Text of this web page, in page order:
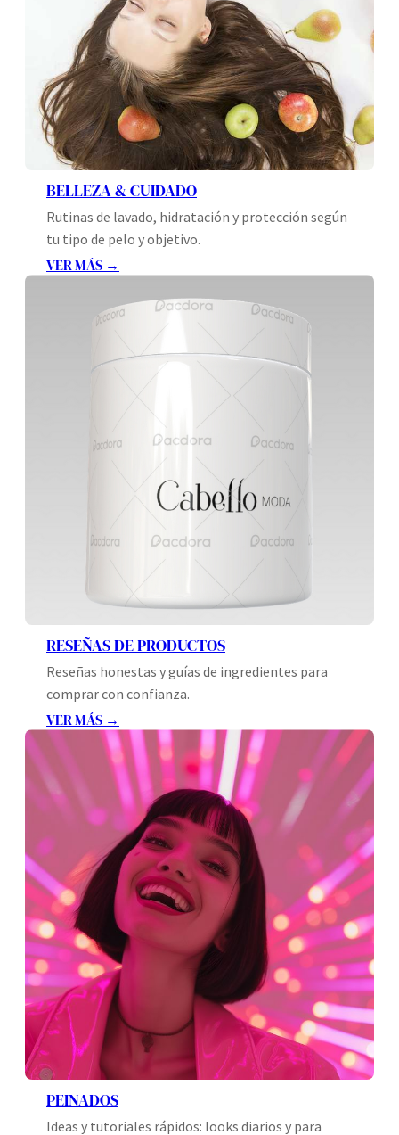
BELLEZA & CUIDADO
Rutinas de lavado, hidratación y protección según
tu tipo de pelo y objetivo.
VER MÁS →
RESEÑAS DE PRODUCTOS
Reseñas honestas y guías de ingredientes para
comprar con confianza.
VER MÁS →
PEINADOS
Ideas y tutoriales rápidos: looks diarios y para